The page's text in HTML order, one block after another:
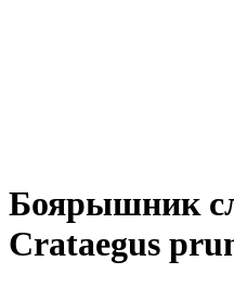
Боярышник
Crataegus